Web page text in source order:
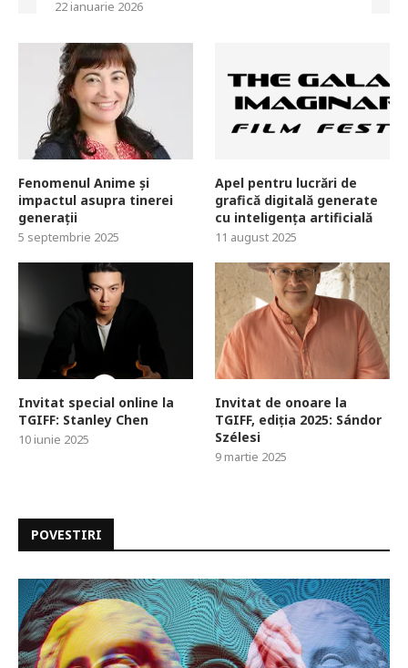
22 ianuarie 2026
Fenomenul Anime și
impactul asupra tinerei
generații
5 septembrie 2025
Apel pentru lucrări de
grafică digitală generate
cu inteligența artificială
11 august 2025
Invitat special online la
TGIFF: Stanley Chen
10 iunie 2025
Invitat de onoare la
TGIFF, ediția 2025: Sándor
Szélesi
9 martie 2025
POVESTIRI